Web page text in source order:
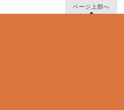
ページ上部へ